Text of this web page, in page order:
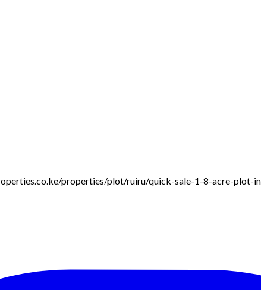
properties/plot/ruiru/quick-sale-1-8-acre-plot-